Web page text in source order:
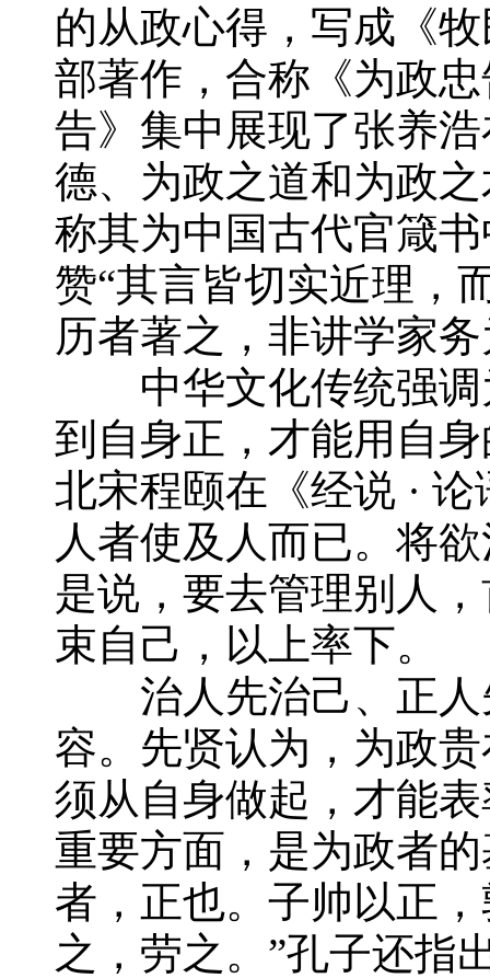
的从政心得，写成《
部著作，合称《为政
告》集中展现了张养
德、为政之道和为政
称其为中国古代官箴
赞“其言皆切实近理，
历者著之，非讲学家
中华文化传统强调
到自身正，才能用自
北宋程颐在《经说 ·
人者使及人而已。将
是说，要去管理别人
束自己，以上率下。
治人先治己、正人
容。先贤认为，为政
须从自身做起，才能
重要方面，是为政者
者，正也。子帅以正
之，劳之。”孔子还指